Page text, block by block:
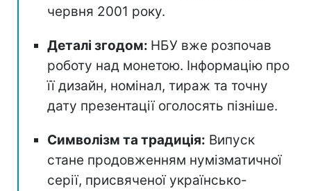
червня 2001 року.
Деталі згодом: НБУ вже розпочав
роботу над монетою. Інформацію про
її дизайн, номінал, тираж та точну
дату презентації оголосять пізніше.
Символізм та традиція: Випуск
стане продовженням нумізматичної
серії, присвяченої українсько-